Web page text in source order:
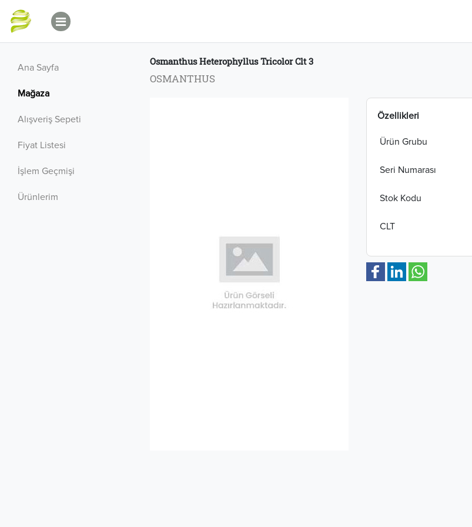
Ana Sayfa
Mağaza
Alışveriş Sepeti
Fiyat Listesi
İşlem Geçmişi
Ürünlerim
Osmanthus Heterophyllus Tricolor Clt 3
OSMANTHUS
Özellikleri
Ürün Grubu
Seri Numarası
Stok Kodu
CLT